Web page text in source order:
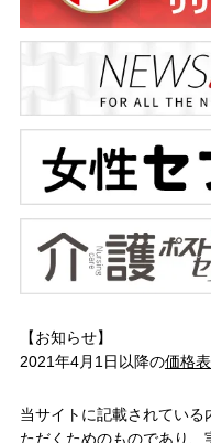
【お知らせ】
2021年4月1日以降の価格
当サイトに記載されてい
ただくためのものであり